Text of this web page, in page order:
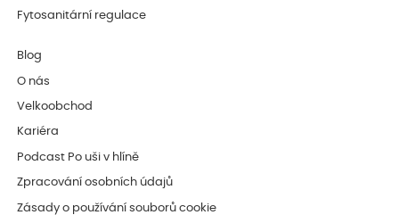
Fytosanitární regulace
Blog
O nás
Velkoobchod
Kariéra
Podcast Po uši v hlíně
Zpracování osobních údajů
Zásady o používání souborů cookie